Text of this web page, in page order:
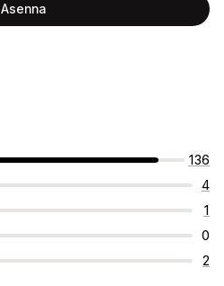
Asenna
136
4
1
0
2